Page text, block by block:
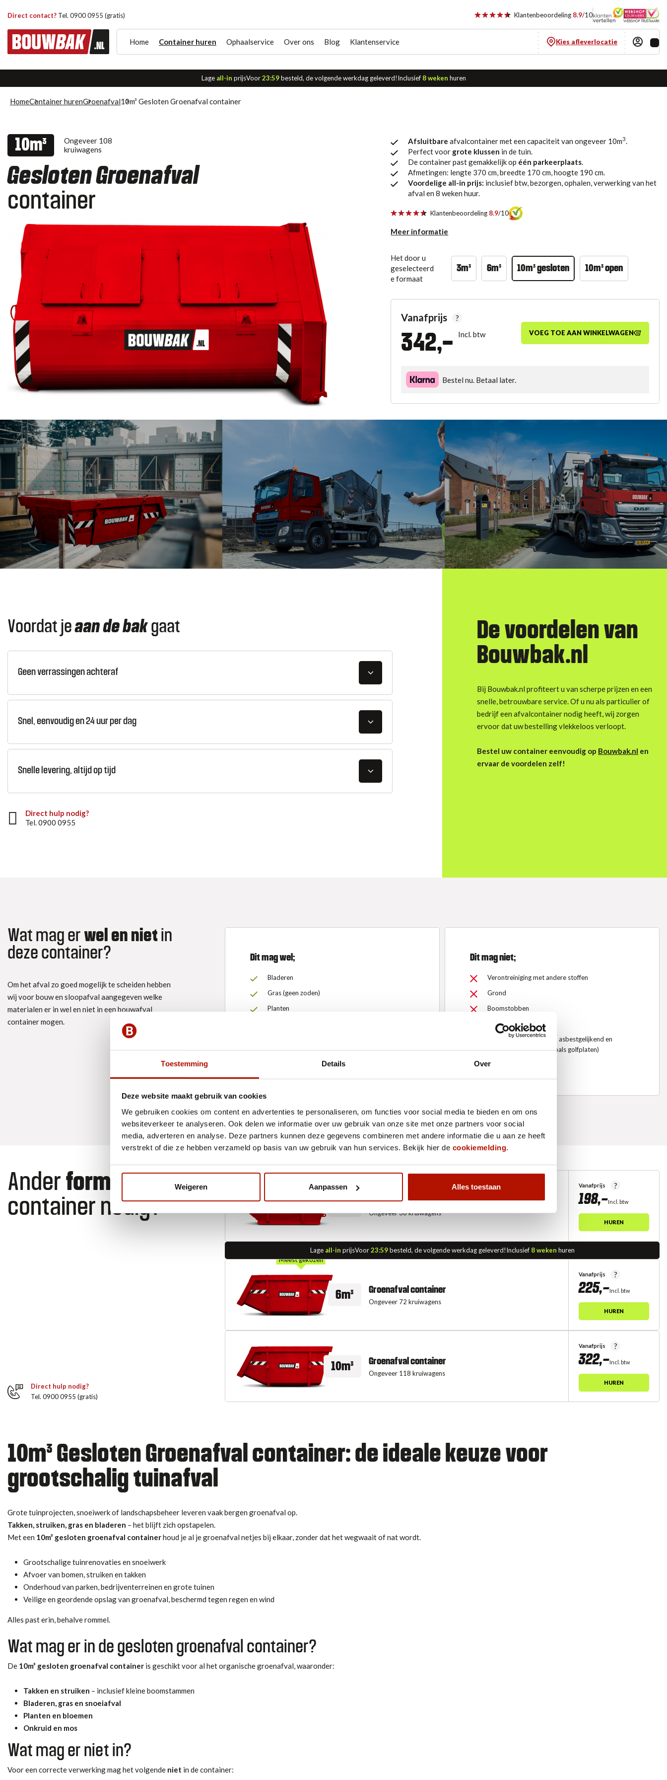
Toestemming Details Over
Deze website maakt gebruik van cookies
We gebruiken cookies om content en advertenties te personaliseren, om functies voor social media te bieden en om ons
websiteverkeer te analyseren. Ook delen we informatie over uw gebruik van onze site met onze partners voor social
media, adverteren en analyse. Deze partners kunnen deze gegevens combineren met andere informatie die u aan ze heeft
verstrekt of die ze hebben verzameld op basis van uw gebruik van hun services. Bekijk hier de cookiemelding.
Weigeren Aanpassen Alles toestaan
Direct contact? Tel. 0900 0955 (gratis) Klantenbeoordeling 8.9/10
Home Container huren Ophaalservice Over ons Blog Klantenservice Kies afleverlocatie
Lage all-in prijsVoor23:59besteld, de volgende werkdag geleverd!Inclusief 8 weken huren
HomeContainer hurenGroenafval10m³ Gesloten Groenafval container
10m³
Ongeveer 108
kruiwagens
Gesloten Groenafval
container
Afsluitbareafvalcontainer met een capaciteit van ongeveer 10m3.
Perfect voor grote klussen in de tuin.
De container past gemakkelijk op één parkeerplaats.
Afmetingen: lengte 370 cm, breedte 170 cm, hoogte 190 cm.
Voordelige all-in prijs: inclusief btw, bezorgen, ophalen, verwerking van het
afval en 8 weken huur.
Klantenbeoordeling 8.9/10
Meer informatie
Het door u
geselecteerd
e formaat
3m³ 6m³ 10m³ gesloten 10m³ open
Vanafprijs ?
342,- Incl. btw VOEG TOE AAN WINKELWAGEN
Bestel nu. Betaal later.
De voordelen van
Bouwbak.nl
Bij Bouwbak.nl profiteert u van scherpe prijzen en een
snelle, betrouwbare service. Of u nu als particulier of
bedrijf een afvalcontainer nodig heeft, wij zorgen
ervoor dat uw bestelling vlekkeloos verloopt.
Bestel uw container eenvoudig op Bouwbak.nl en
ervaar de voordelen zelf!
Voordat jeaan de bak gaat
Geen verrassingen achteraf
Snel, eenvoudig en 24 uur per dag
Snelle levering, altijd op tijd
Direct hulp nodig?
Tel. 0900 0955
Wat mag er wel en niet in
deze container?
Om het afval zo goed mogelijk te scheiden hebben
wij voor bouw en sloopafval aangegeven welke
materialen er in wel en niet in een bouwafval
container mogen.
Dit mag wel;
Bladeren
Gras (geen zoden)
Planten
Dit mag niet;
Verontreiniging met andere stoffen
Grond
Boomstobben
Slib (vloeibare grond)
Asbest, asbesthoudend, asbestgelijkend en
asbestverdacht afval (zoals golfplaten)
Klein gevaarlijk afval
Ander formaat
container nodig?
Direct hulp nodig?
Tel. 0900 0955 (gratis)
Groenafval container
Ongeveer 36 kruiwagens
Vanafprijs ?
198,-Incl. btw
HUREN
Lage all-in prijsVoor23:59besteld, de volgende werkdag geleverd!Inclusief 8 weken huren
Meest gekozen
6m³ Groenafval container
Ongeveer 72 kruiwagens
Vanafprijs ?
225,-Incl. btw
HUREN
10m³ Groenafval container
Ongeveer 118 kruiwagens
Vanafprijs ?
322,-Incl. btw
HUREN
10m³ Gesloten Groenafval container: de ideale keuze voor
grootschalig tuinafval
Grote tuinprojecten, snoeiwerk of landschapsbeheer leveren vaak bergen groenafval op.
Takken, struiken, gras en bladeren – het blijft zich opstapelen.
Met een 10m³ gesloten groenafval containerhoud je al je groenafval netjes bij elkaar, zonder dat het wegwaait of nat wordt.
Grootschalige tuinrenovaties en snoeiwerk
Afvoer van bomen, struiken en takken
Onderhoud van parken, bedrijventerreinen en grote tuinen
Veilige en geordende opslag van groenafval, beschermd tegen regen en wind
Alles past erin, behalve rommel.
Wat mag er in de gesloten groenafval container?
De 10m³ gesloten groenafval container is geschikt voor al het organische groenafval, waaronder:
Takken en struiken – inclusief kleine boomstammen
Bladeren, gras en snoeiafval
Planten en bloemen
Onkruid en mos
Wat mag er niet in?
Voor een correcte verwerking mag het volgende niet in de container: